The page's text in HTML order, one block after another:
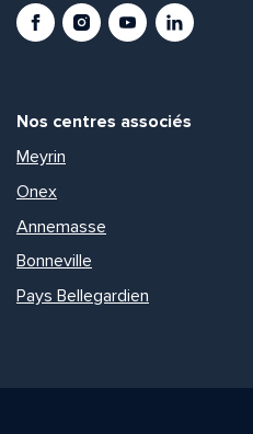
FacebookInstagramYoutubeLinkedIn
Nos centres associés
Meyrin
Onex
Annemasse
Bonneville
Pays Bellegardien